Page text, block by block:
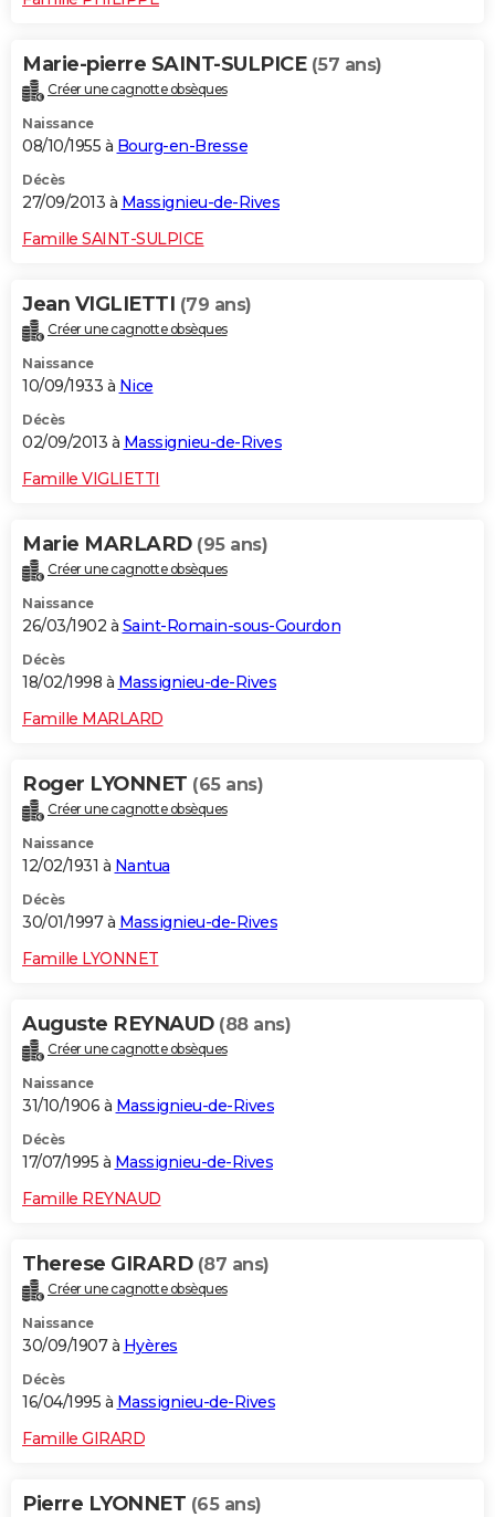
Marie-pierre SAINT-SULPICE (57 ans)
Créer une cagnotte obsèques
Naissance
08/10/1955 à Bourg-en-Bresse
Décès
27/09/2013 à Massignieu-de-Rives
Famille SAINT-SULPICE
Jean VIGLIETTI (79 ans)
Créer une cagnotte obsèques
Naissance
10/09/1933 à Nice
Décès
02/09/2013 à Massignieu-de-Rives
Famille VIGLIETTI
Marie MARLARD (95 ans)
Créer une cagnotte obsèques
Naissance
26/03/1902 à Saint-Romain-sous-Gourdon
Décès
18/02/1998 à Massignieu-de-Rives
Famille MARLARD
Roger LYONNET (65 ans)
Créer une cagnotte obsèques
Naissance
12/02/1931 à Nantua
Décès
30/01/1997 à Massignieu-de-Rives
Famille LYONNET
Auguste REYNAUD (88 ans)
Créer une cagnotte obsèques
Naissance
31/10/1906 à Massignieu-de-Rives
Décès
17/07/1995 à Massignieu-de-Rives
Famille REYNAUD
Therese GIRARD (87 ans)
Créer une cagnotte obsèques
Naissance
30/09/1907 à Hyères
Décès
16/04/1995 à Massignieu-de-Rives
Famille GIRARD
Pierre LYONNET (65 ans)